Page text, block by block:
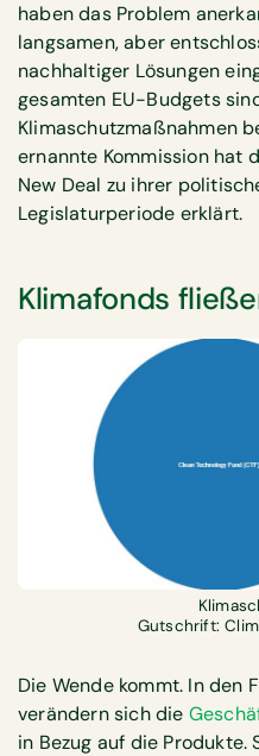
haben das Problem
langsamen, aber
nachhaltiger Lösungen
gesamten EU-Budgets
Klimaschutzmaßnahmen
ernannte Kommission hat
New Deal zu ihrer
Legislaturperiode erklärt.
Klimafonds
Gutschrift:
Die Wende kommt. In den
verändern sich die
in Bezug auf die